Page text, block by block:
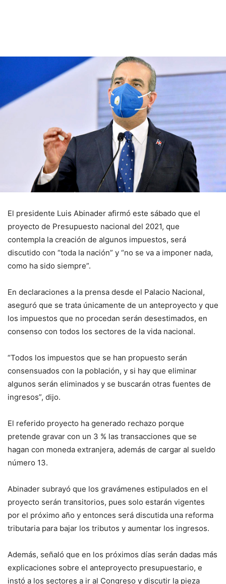
El presidente Luis Abinader afirmó este sábado que el
proyecto de Presupuesto nacional del 2021, que
contempla la creación de algunos impuestos, será
discutido con “toda la nación” y “no se va a imponer nada,
como ha sido siempre”.
En declaraciones a la prensa desde el Palacio Nacional,
aseguró que se trata únicamente de un anteproyecto y que
los impuestos que no procedan serán desestimados, en
consenso con todos los sectores de la vida nacional.
“Todos los impuestos que se han propuesto serán
consensuados con la población, y si hay que eliminar
algunos serán eliminados y se buscarán otras fuentes de
ingresos”, dijo.
El referido proyecto ha generado rechazo porque
pretende gravar con un 3 % las transacciones que se
hagan con moneda extranjera, además de cargar al sueldo
número 13.
Abinader subrayó que los gravámenes estipulados en el
proyecto serán transitorios, pues solo estarán vigentes
por el próximo año y entonces será discutida una reforma
tributaria para bajar los tributos y aumentar los ingresos.
Además, señaló que en los próximos días serán dadas más
explicaciones sobre el anteproyecto presupuestario, e
instó a los sectores a ir al Congreso y discutir la pieza